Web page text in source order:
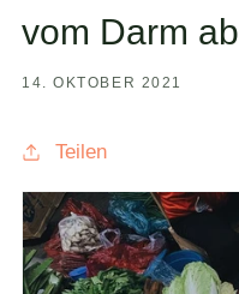
vom Darm ab
14. OKTOBER 2021
Teilen